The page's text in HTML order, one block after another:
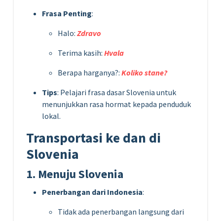
Frasa Penting:
Halo: Zdravo
Terima kasih: Hvala
Berapa harganya?: Koliko stane?
Tips: Pelajari frasa dasar Slovenia untuk
menunjukkan rasa hormat kepada penduduk
lokal.
Transportasi ke dan di
Slovenia
1. Menuju Slovenia
Penerbangan dari Indonesia:
Tidak ada penerbangan langsung dari